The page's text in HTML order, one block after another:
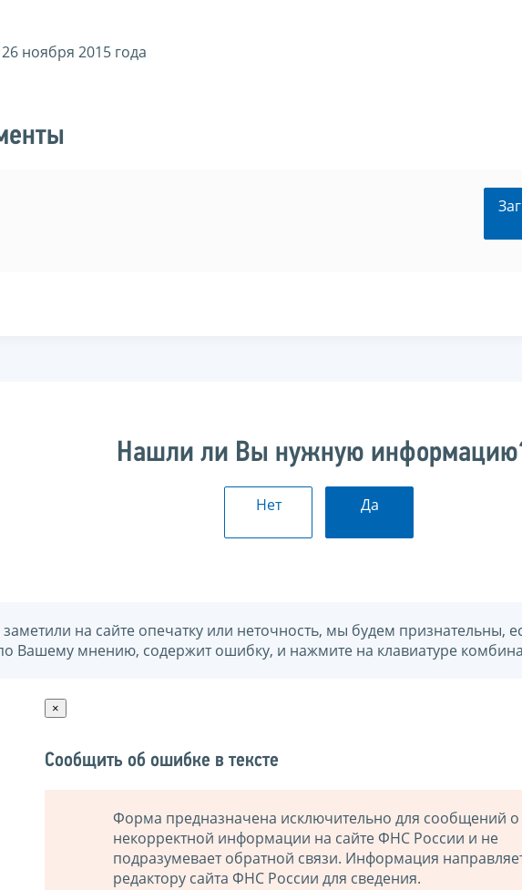
ноября 2015 года
Нашли ли Вы нужную
Нет Да
на сайте опечатку или неточность, мы будем признательны,
Вашему мнению, содержит ошибку, и нажмите на клавиатуре
×
Сообщить об ошибке в тексте
Форма предназначена исключительно для сообщений о
некорректной информации на сайте ФНС России и не
подразумевает обратной связи. Информация
редактору сайта ФНС России для сведения.